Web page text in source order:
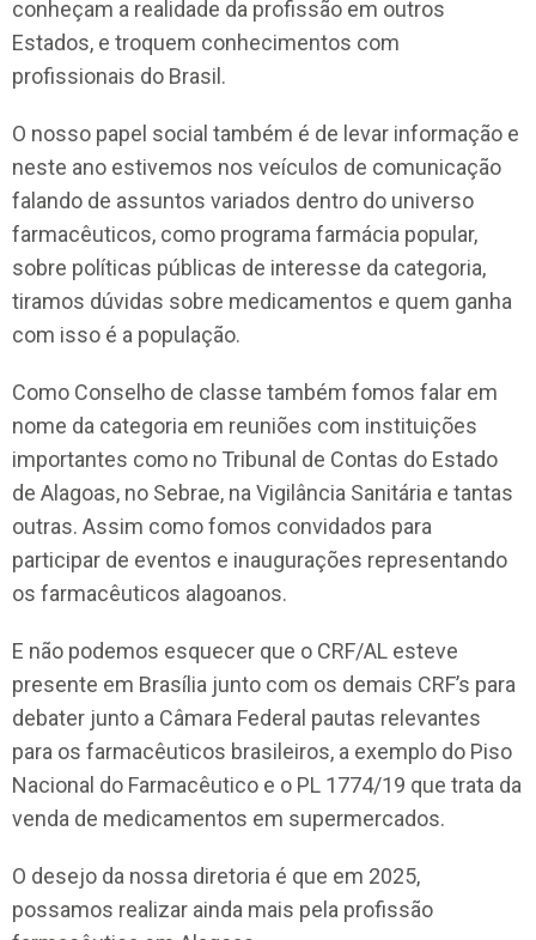
conheçam a realidade da profissão em outros
Estados, e troquem conhecimentos com
profissionais do Brasil.
O nosso papel social também é de levar informação e
neste ano estivemos nos veículos de comunicação
falando de assuntos variados dentro do universo
farmacêuticos, como programa farmácia popular,
sobre políticas públicas de interesse da categoria,
tiramos dúvidas sobre medicamentos e quem ganha
com isso é a população.
Como Conselho de classe também fomos falar em
nome da categoria em reuniões com instituições
importantes como no Tribunal de Contas do Estado
de Alagoas, no Sebrae, na Vigilância Sanitária e tantas
outras. Assim como fomos convidados para
participar de eventos e inaugurações representando
os farmacêuticos alagoanos.
E não podemos esquecer que o CRF/AL esteve
presente em Brasília junto com os demais CRF’s para
debater junto a Câmara Federal pautas relevantes
para os farmacêuticos brasileiros, a exemplo do Piso
Nacional do Farmacêutico e o PL 1774/19 que trata da
venda de medicamentos em supermercados.
O desejo da nossa diretoria é que em 2025,
possamos realizar ainda mais pela profissão